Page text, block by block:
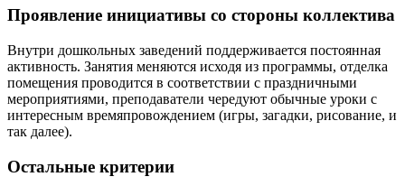
Проявление инициативы со стороны коллектива
Внутри дошкольных заведений поддерживается постоянная
активность. Занятия меняются исходя из программы, отделка
помещения проводится в соответствии с праздничными
мероприятиями, преподаватели чередуют обычные уроки с
интересным времяпровождением (игры, загадки, рисование, и
так далее).
Остальные критерии